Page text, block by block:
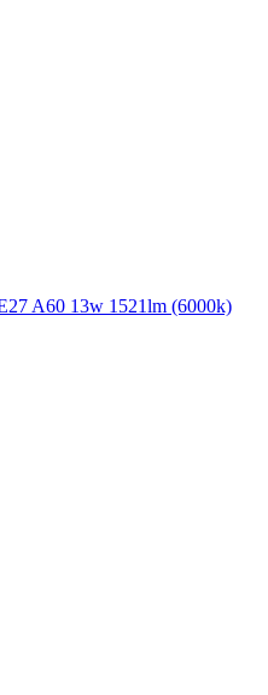
A60 13w 1521lm (6000k)